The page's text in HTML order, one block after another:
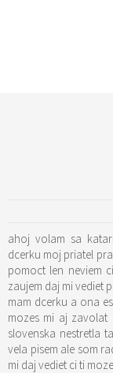
ahoj volam sa
dcerku moj priatel
pomoct len neviem
zaujem daj mi vediet
mam dcerku a ona
mozes mi aj
slovenska nestretla
vela pisem ale som
mi daj vediet ci ti